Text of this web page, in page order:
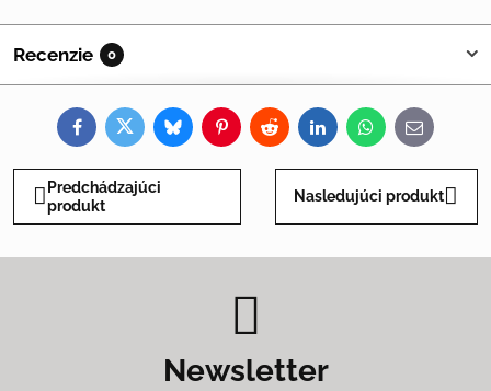
Recenzie 0
FacebookTwitterBlueskyPinterestRedditLinkedInWhatsApp
E-
mail
Predchádzajúci
produkt
Nasledujúci produkt
Newsletter